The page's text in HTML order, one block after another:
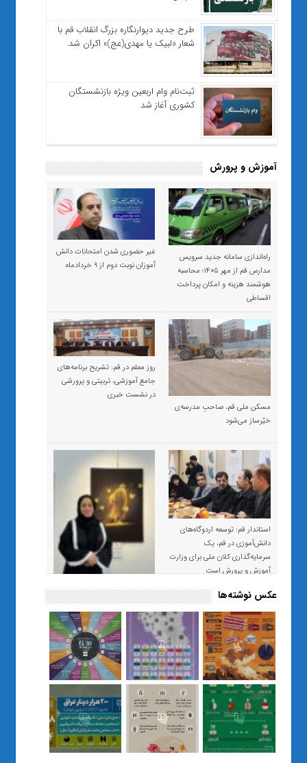
طرح جدید دیوارنگاره بزرگ انقلاب قم با
شعار «لبیک یا مهدی(عج)» اکران شد.
ثبت‌نام وام اربعین ویژه بازنشستگان
کشوری آغاز شد
آموزش و پرورش
راه‌اندازی سامانه جدید سرویس
مدارس قم از مهر ۱۴۰۵؛ محاسبه
هوشمند هزینه و امکان پرداخت
اقساطی
غیر حضوری شدن امتحانات دانش
آموزان نوبت دوم از ۹ خردادماه
مسکن ملی قم، صاحبِ مدرسه‌ی
خیّرساز می‌شود
روز معلم در قم: تشریح برنامه‌های
جامع آموزشی، تربیتی و پرورشی
در نشست خبری
استاندار قم: توسعه اردوگاه‌های
دانش‌آموزی در قم، یک
سرمایه‌گذاری کلان ملی برای وزارت
آموزش و پرورش است
«صبر و اعتماد؛ روایت معلمی که
نسل Z را از بی‌هدفی به خودباوری
رساند / از یک کلاس ساده در قم تا
حضور مشترک معلم و هنرجویان
در مهم‌ترین گالری قرآنی هوش
مصنوعی تهران
عکس نوشته‌ها